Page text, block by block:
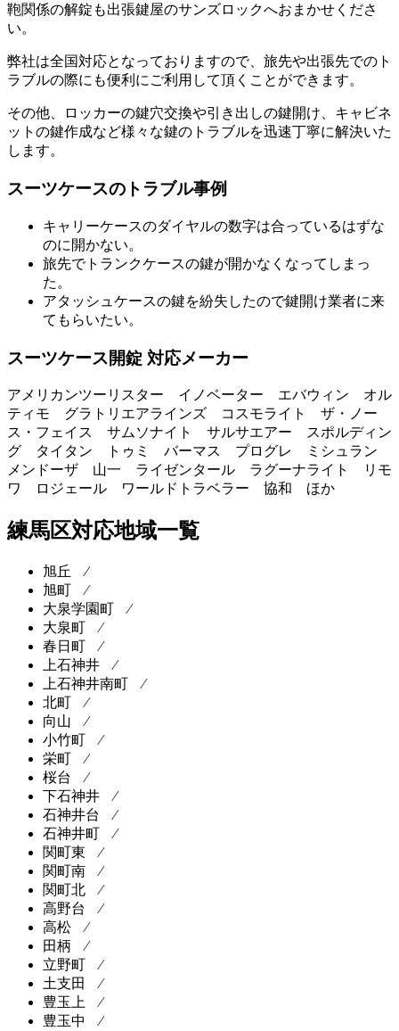
鞄関係の解錠も出張鍵屋のサンズロックへおまかせくださ
い。
弊社は全国対応となっておりますので、旅先や出張先でのト
ラブルの際にも便利にご利用して頂くことができます。
その他、ロッカーの鍵穴交換や引き出しの鍵開け、キャビネ
ットの鍵作成など様々な鍵のトラブルを迅速丁寧に解決いた
します。
スーツケースのトラブル事例
キャリーケースのダイヤルの数字は合っているはずな
のに開かない。
旅先でトランクケースの鍵が開かなくなってしまっ
た。
アタッシュケースの鍵を紛失したので鍵開け業者に来
てもらいたい。
スーツケース開錠 対応メーカー
アメリカンツーリスター イノベーター エバウィン オル
ティモ グラトリエアラインズ コスモライト ザ・ノー
ス・フェイス サムソナイト サルサエアー スポルディン
グ タイタン トゥミ バーマス プログレ ミシュラン
メンドーザ 山一 ライゼンタール ラグーナライト リモ
ワ ロジェール ワールドトラベラー 協和 ほか
練馬区対応地域一覧
旭丘 ⁄
旭町 ⁄
大泉学園町 ⁄
大泉町 ⁄
春日町 ⁄
上石神井 ⁄
上石神井南町 ⁄
北町 ⁄
向山 ⁄
小竹町 ⁄
栄町 ⁄
桜台 ⁄
下石神井 ⁄
石神井台 ⁄
石神井町 ⁄
関町東 ⁄
関町南 ⁄
関町北 ⁄
高野台 ⁄
高松 ⁄
田柄 ⁄
立野町 ⁄
土支田 ⁄
豊玉上 ⁄
豊玉中 ⁄